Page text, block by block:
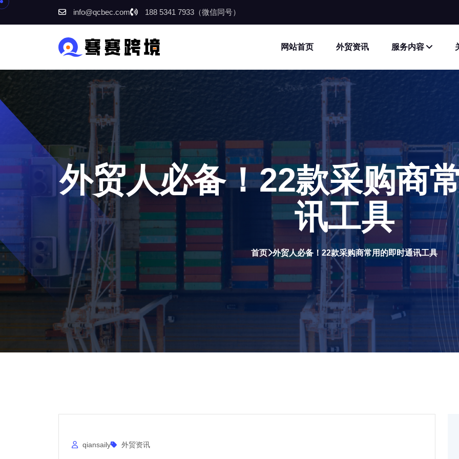
info@qcbec.com 188 5341 7933（微信同号）
网站首页 外贸资讯 服务内容
外贸人必备！22款采购商
讯工具
首页 外贸人必备！22款采购商常用的即时通讯工具
qiansaily 外贸资讯